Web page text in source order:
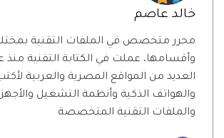
خالد عاصم
محرر متخصص في الملفات التقنية
العديد من المواقع المصرية والعربية
والهواتف الذكية وأنظمة التشغيل والأجهزة
والملفات التقنية المتخصصة